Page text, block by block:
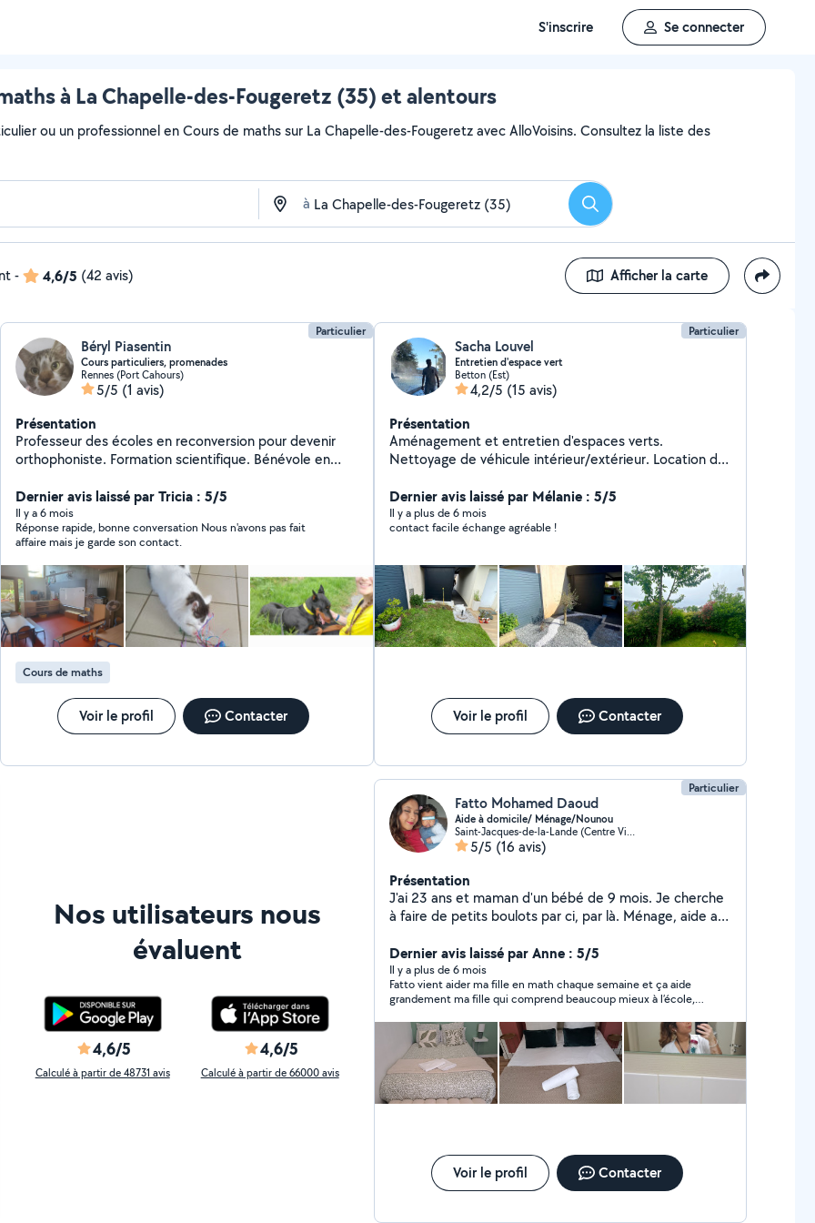
S'inscrire Se connecter
à La Chapelle-des-Fougeretz (35) et alentours
ou un professionnel en Cours de maths sur La Chapelle-des-Fougeretz avec AlloVoisins. Consultez la liste des
à Rechercher
- 4,6/5 (42 avis) Afficher la carte
Particulier
Béryl Piasentin
Cours particuliers, promenades
Rennes (Port Cahours)
5/5 (1 avis)
Présentation
Professeur des écoles en reconversion pour devenir
orthophoniste. Formation scientifique. Bénévole en
- cours particuliers (aide aux devoirs, maths CP au
supérieur, stimulation élève de maternelle,
entraînements lecture, cours d'orthographe, cours de
physique chimie/SVT...) - petsitting (promenades ou
visites à domicile) Possibilité de paiement par CESU
pour les cours particuliers, ou pour les promenades
pour personnes dépendantes.
Dernier avis laissé par Tricia : 5/5
Il y a 6 mois
Réponse rapide, bonne conversation Nous n'avons pas fait
affaire mais je garde son contact.
Cours de maths
Voir le profil Contacter
Particulier
Sacha Louvel
Entretien d'espace vert
Betton (Est)
4,2/5 (15 avis)
Présentation
Aménagement et entretien d'espaces verts.
Nettoyage de véhicule intérieur/extérieur. Location de
l'entretien d'espaces verts.
Dernier avis laissé par Mélanie : 5/5
Il y a plus de 6 mois
contact facile échange agréable !
Voir le profil Contacter
Nos utilisateurs nous
évaluent
4,6/5
Calculé à partir de 48731 avis
4,6/5
Calculé à partir de 66000 avis
Particulier
Fatto Mohamed Daoud
Aide à domicile/ Ménage/Nounou
Saint-Jacques-de-la-Lande (Centre Ville)
5/5 (16 avis)
Présentation
J'ai 23 ans et maman d'un bébé de 9 mois. Je cherche
à faire de petits boulots par ci, par là. Ménage, aide aux
etc....
Dernier avis laissé par Anne : 5/5
Il y a plus de 6 mois
Fatto vient aider ma fille en math chaque semaine et ça aide
grandement ma fille qui comprend beaucoup mieux à l’école,
Voir le profil Contacter